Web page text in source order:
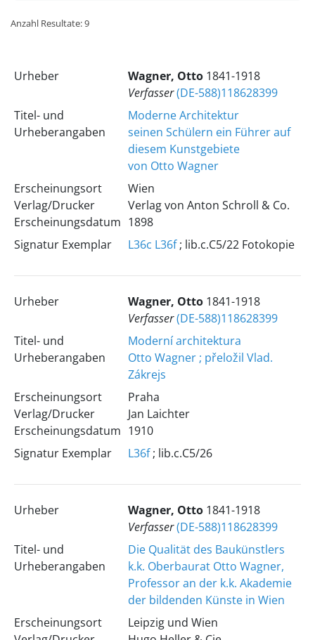
Anzahl Resultate: 9
Urheber Wagner, Otto 1841-1918
Verfasser(DE-588)118628399
Titel- und
Urheberangaben
Moderne Architektur
seinen Schülern ein Führer auf
diesem Kunstgebiete
von Otto Wagner
Erscheinungsort
Verlag/Drucker
Erscheinungsdatum
Wien
Verlag von Anton Schroll & Co.
1898
Signatur Exemplar
L36c L36f; lib.c.C5/22 Fotokopie
Urheber Wagner, Otto 1841-1918
Verfasser(DE-588)118628399
Titel- und
Urheberangaben
Moderní architektura
Otto Wagner ; přeložil Vlad.
Zákrejs
Erscheinungsort
Verlag/Drucker
Erscheinungsdatum
Praha
Jan Laichter
1910
Signatur Exemplar
L36f; lib.c.C5/26
Urheber Wagner, Otto 1841-1918
Verfasser(DE-588)118628399
Titel- und
Urheberangaben
Die Qualität des Baukünstlers
k.k. Oberbaurat Otto Wagner,
Professor an der k.k. Akademie
der bildenden Künste in Wien
Erscheinungsort
Leipzig und Wien